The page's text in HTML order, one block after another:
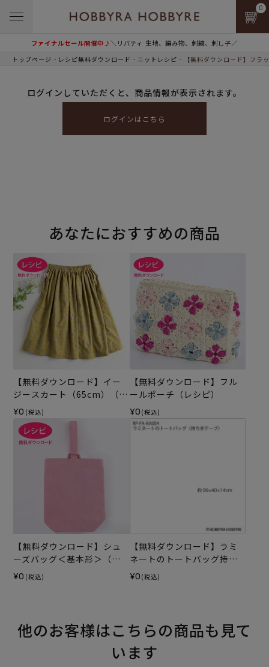
ファイナルセール開催中♪＼リバティ 生地、編み物、刺繍、刺し子／
0
トップページ レシピ無料ダウンロード ニットレシピ 【無料ダウンロード】フラ
ログインしていただくと、商品情報が表示されます。
ログインはこちら
あなたにおすすめの商品
【無料ダウンロード】イー
ジースカート（65cm）（レ
シピ）
¥0 (税込)
【無料ダウンロード】フル
ールポーチ（レシピ）
¥0 (税込)
【無料ダウンロード】シュ
ーズバッグ＜基本形＞（レ
シピ）
¥0 (税込)
【無料ダウンロード】ラミ
ネートのトートバッグ持ち
手テープ（レシピ）
¥0 (税込)
他のお客様はこちらの商品も見て
います